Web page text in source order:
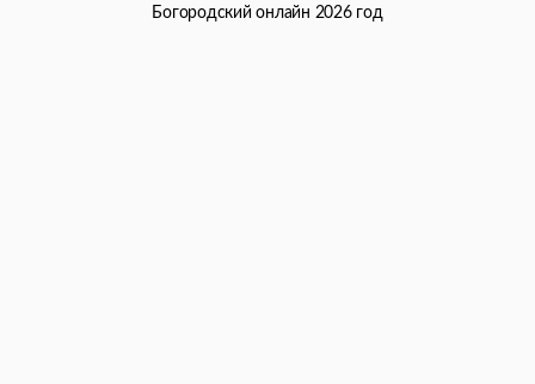
Богородский онлайн 2026 год